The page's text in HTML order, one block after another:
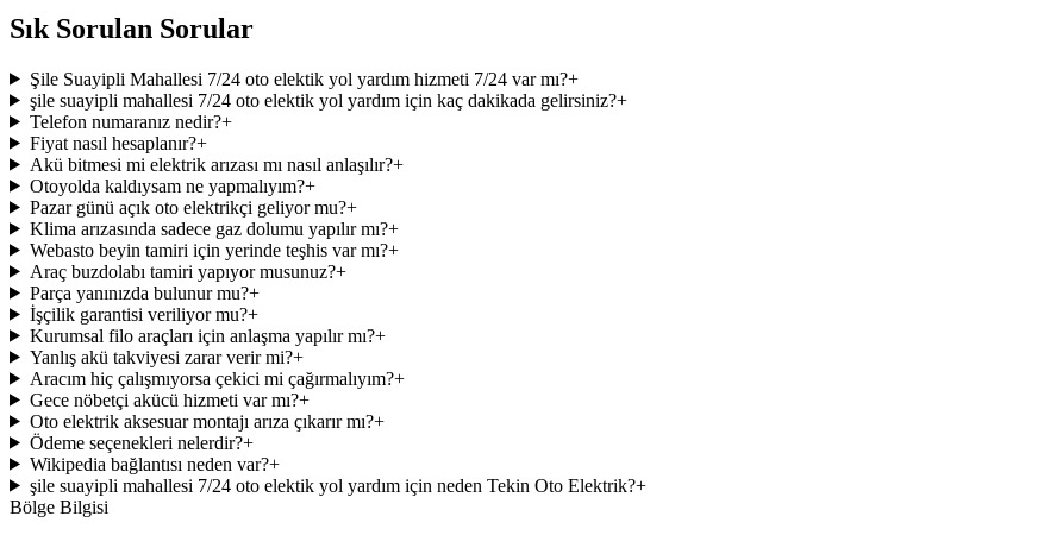
Sık Sorulan Sorular
Şile Suayipli Mahallesi 7/24 oto elektik yol yardım hizmeti 7/24 var mı?+
şile suayipli mahallesi 7/24 oto elektik yol yardım için kaç dakikada gelirsiniz?+
Telefon numaranız nedir?+
Fiyat nasıl hesaplanır?+
Akü bitmesi mi elektrik arızası mı nasıl anlaşılır?+
Otoyolda kaldıysam ne yapmalıyım?+
Pazar günü açık oto elektrikçi geliyor mu?+
Klima arızasında sadece gaz dolumu yapılır mı?+
Webasto beyin tamiri için yerinde teşhis var mı?+
Araç buzdolabı tamiri yapıyor musunuz?+
Parça yanınızda bulunur mu?+
İşçilik garantisi veriliyor mu?+
Kurumsal filo araçları için anlaşma yapılır mı?+
Yanlış akü takviyesi zarar verir mi?+
Aracım hiç çalışmıyorsa çekici mi çağırmalıyım?+
Gece nöbetçi akücü hizmeti var mı?+
Oto elektrik aksesuar montajı arıza çıkarır mı?+
Ödeme seçenekleri nelerdir?+
Wikipedia bağlantısı neden var?+
şile suayipli mahallesi 7/24 oto elektik yol yardım için neden Tekin Oto Elektrik?+
Bölge Bilgisi